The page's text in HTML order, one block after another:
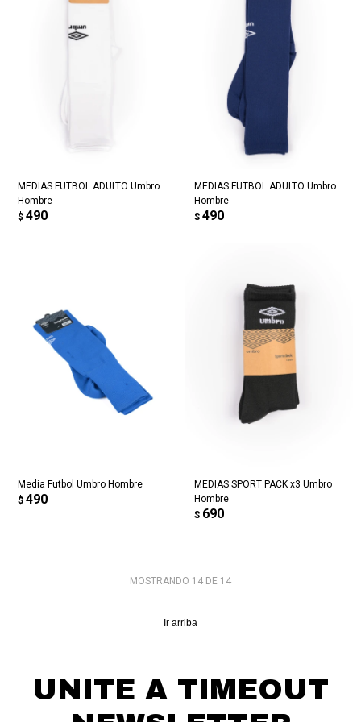
MEDIAS FUTBOL ADULTO Umbro
Hombre
$ 490
MEDIAS FUTBOL ADULTO Umbro
Hombre
$ 490
Media Futbol Umbro Hombre
$ 490
MEDIAS SPORT PACK x3 Umbro
Hombre
$ 690
MOSTRANDO 14 DE 14
Ir arriba
UNITE A TIMEOUT